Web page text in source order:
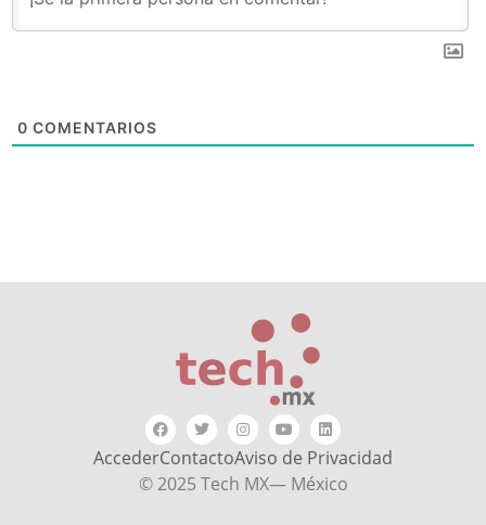
0 COMENTARIOS
AccederContactoAviso de Privacidad
© 2025 Tech MX— México